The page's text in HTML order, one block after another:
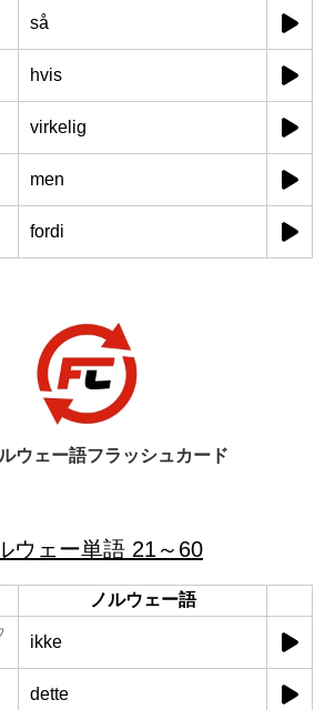
så
hvis
virkelig
men
fordi
ウェー語フラッシュカード
ウェー単語 21～60
ノルウェー語
ikke
dette